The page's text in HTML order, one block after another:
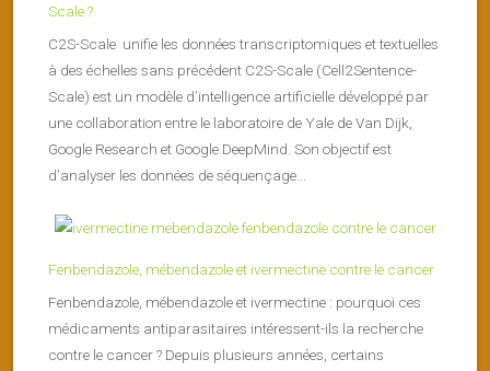
Scale ?
C2S-Scale unifie les données transcriptomiques et textuelles
à des échelles sans précédent C2S-Scale (Cell2Sentence-
Scale) est un modèle d’intelligence artificielle développé par
une collaboration entre le laboratoire de Yale de Van Dijk,
Google Research et Google DeepMind. Son objectif est
d’analyser les données de séquençage...
Fenbendazole, mébendazole et ivermectine contre le cancer
Fenbendazole, mébendazole et ivermectine : pourquoi ces
médicaments antiparasitaires intéressent-ils la recherche
contre le cancer ? Depuis plusieurs années, certains